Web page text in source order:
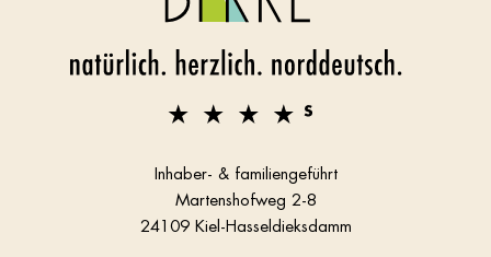
Inhaber- & familiengeführt
Martenshofweg 2-8
24109 Kiel-Hasseldieksdamm